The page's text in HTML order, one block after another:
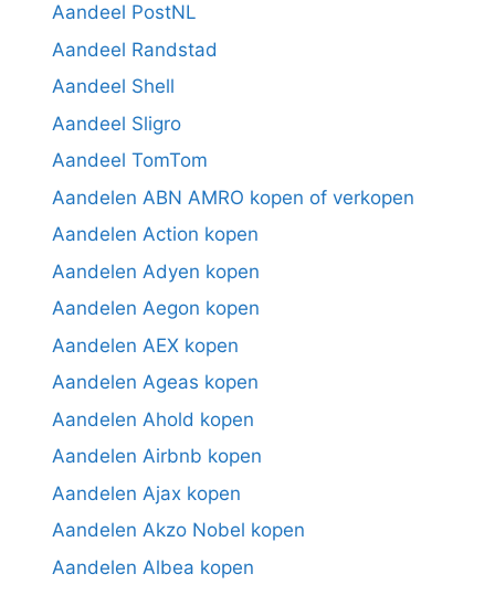
Aandeel PostNL
Aandeel Randstad
Aandeel Shell
Aandeel Sligro
Aandeel TomTom
Aandelen ABN AMRO kopen of verkopen
Aandelen Action kopen
Aandelen Adyen kopen
Aandelen Aegon kopen
Aandelen AEX kopen
Aandelen Ageas kopen
Aandelen Ahold kopen
Aandelen Airbnb kopen
Aandelen Ajax kopen
Aandelen Akzo Nobel kopen
Aandelen Albea kopen